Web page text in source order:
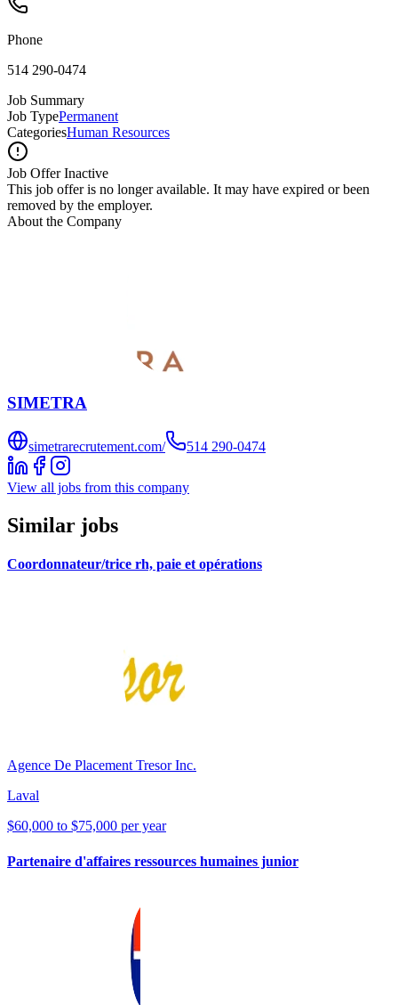
Phone
514 290-0474
Job Summary
Job TypePermanent
CategoriesHuman Resources
Job Offer Inactive
This job offer is no longer available. It may have expired or been
removed by the employer.
About the Company
SIMETRA
simetrarecrutement.com/ 514 290-0474
View all jobs from this company
Similar jobs
Coordonnateur/trice rh, paie et opérations
Agence De Placement Tresor Inc.
Laval
$60,000 to $75,000 per year
Partenaire d'affaires ressources humaines junior